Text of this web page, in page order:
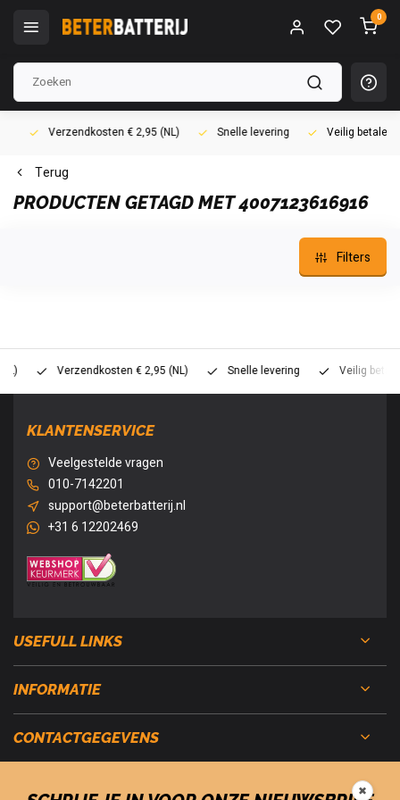
0
Verzendkosten € 2,95 (NL) Snelle levering Veilig betalen
Terug
PRODUCTEN GETAGD MET 4007123616916
Filters
Verzendkosten € 2,95 (NL) Snelle levering Veilig betalen
KLANTENSERVICE
Veelgestelde vragen
010-7142201
support@beterbatterij.nl
+31 6 12202469
USEFULL LINKS
INFORMATIE
CONTACTGEGEVENS
✖